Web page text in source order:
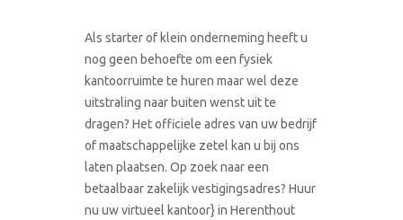
Als starter of klein onderneming heeft u
nog geen behoefte om een fysiek
kantoorruimte te huren maar wel deze
uitstraling naar buiten wenst uit te
dragen? Het officiele adres van uw bedrijf
of maatschappelijke zetel kan u bij ons
laten plaatsen. Op zoek naar een
betaalbaar zakelijk vestigingsadres? Huur
nu uw virtueel kantoor} in Herenthout